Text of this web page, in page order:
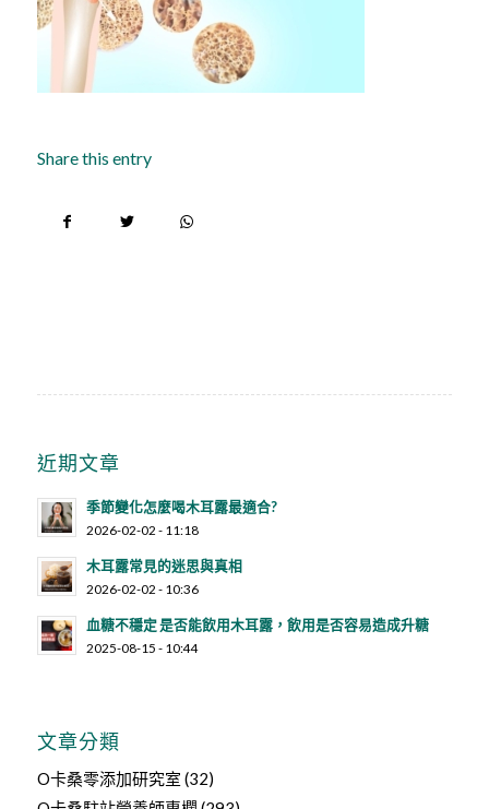
Share this entry
近期文章
季節變化怎麼喝木耳露最適合?
2026-02-02 - 11:18
木耳露常見的迷思與真相
2026-02-02 - 10:36
血糖不穩定 是否能飲用木耳露，飲用是否容易造成升糖
2025-08-15 - 10:44
文章分類
O卡桑零添加研究室 (32)